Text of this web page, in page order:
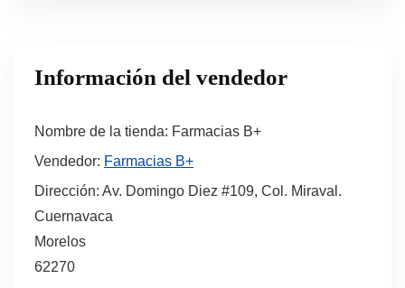
Información del vendedor
Nombre de la tienda: Farmacias B+
Vendedor: Farmacias B+
Dirección: Av. Domingo Diez #109, Col. Miraval.
Cuernavaca
Morelos
62270